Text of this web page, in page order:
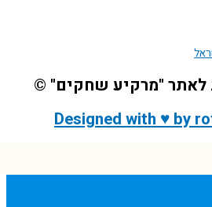
"מרקיע שחקים" ©
Designed with ♥